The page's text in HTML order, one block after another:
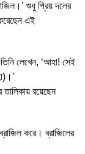
শুধু প্রিয় দলের
এই
লেখেন, ‘আহা! সেই
তালিকায় রয়েছেন
করে। ব্রাজিলের